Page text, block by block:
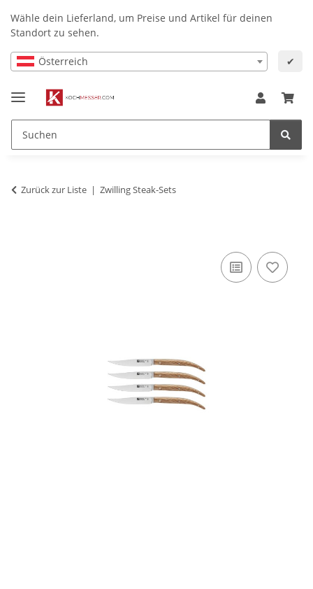
Wähle dein Lieferland, um Preise und Artikel für deinen
Standort zu sehen.
Österreich ✔
Zurück zur Liste Zwilling Steak-Sets